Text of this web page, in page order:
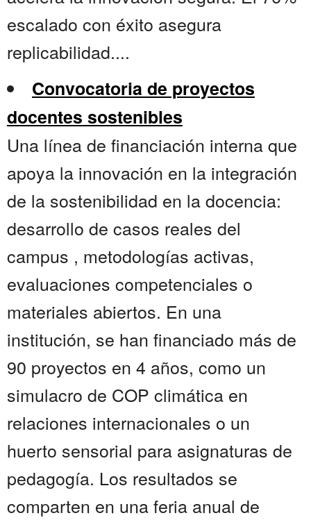
escalado con éxito asegura
replicabilidad....
Convocatoria de proyectos
docentes sostenibles
Una línea de financiación interna que
apoya la innovación en la integración
de la sostenibilidad en la docencia:
desarrollo de casos reales del
campus , metodologías activas,
evaluaciones competenciales o
materiales abiertos. En una
institución, se han financiado más de
90 proyectos en 4 años, como un
simulacro de COP climática en
relaciones internacionales o un
huerto sensorial para asignaturas de
pedagogía. Los resultados se
comparten en una feria anual de